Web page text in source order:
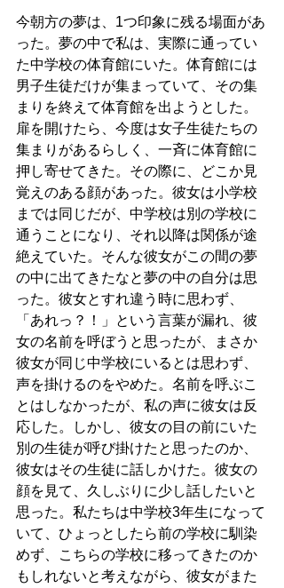
今朝方の夢は、1つ印象に残る場面があ
った。夢の中で私は、実際に通ってい
た中学校の体育館にいた。体育館には
男子生徒だけが集まっていて、その集
まりを終えて体育館を出ようとした。
扉を開けたら、今度は女子生徒たちの
集まりがあるらしく、一斉に体育館に
押し寄せてきた。その際に、どこか見
覚えのある顔があった。彼女は小学校
までは同じだが、中学校は別の学校に
通うことになり、それ以降は関係が途
絶えていた。そんな彼女がこの間の夢
の中に出てきたなと夢の中の自分は思
った。彼女とすれ違う時に思わず、
「あれっ？！」という言葉が漏れ、彼
女の名前を呼ぼうと思ったが、まさか
彼女が同じ中学校にいるとは思わず、
声を掛けるのをやめた。名前を呼ぶこ
とはしなかったが、私の声に彼女は反
応した。しかし、彼女の目の前にいた
別の生徒が呼び掛けたと思ったのか、
彼女はその生徒に話しかけた。彼女の
顔を見て、久しぶりに少し話したいと
思った。私たちは中学校3年生になって
いて、ひょっとしたら前の学校に馴染
めず、こちらの学校に移ってきたのか
もしれないと考えながら、彼女がまた